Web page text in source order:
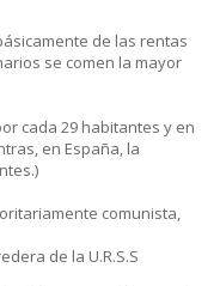
de las rentas
se comen la mayor
cada 29 habitantes y en
en España, la
comunista,
de la U.R.S.S